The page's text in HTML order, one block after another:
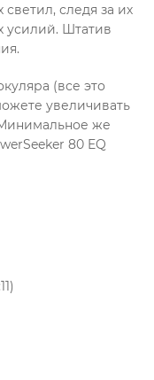
следя за их
усилий. Штатив
(все это
увеличивать
же
80 EQ